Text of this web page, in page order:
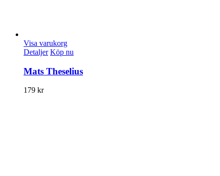
Visa varukorg
Detaljer Köp nu
Mats Theselius
179 kr